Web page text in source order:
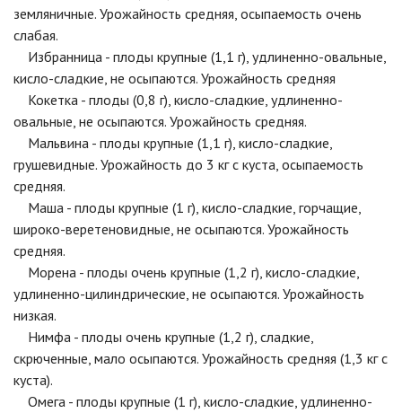
земляничные. Урожайность средняя, осыпаемость очень
слабая.
Избранница - плоды крупные (1,1 г), удлиненно-овальные,
кисло-сладкие, не осыпаются. Урожайность средняя
Кокетка - плоды (0,8 г), кисло-сладкие, удлиненно-
овальные, не осыпаются. Урожайность средняя.
Мальвина - плоды крупные (1,1 г), кисло-сладкие,
грушевидные. Урожайность до 3 кг с куста, осыпаемость
средняя.
Маша - плоды крупные (1 г), кисло-сладкие, горчащие,
широко-веретеновидные, не осыпаются. Урожайность
средняя.
Морена - плоды очень крупные (1,2 г), кисло-сладкие,
удлиненно-цилиндрические, не осыпаются. Урожайность
низкая.
Нимфа - плоды очень крупные (1,2 г), сладкие,
скрюченные, мало осыпаются. Урожайность средняя (1,3 кг с
куста).
Омега - плоды крупные (1 г), кисло-сладкие, удлиненно-